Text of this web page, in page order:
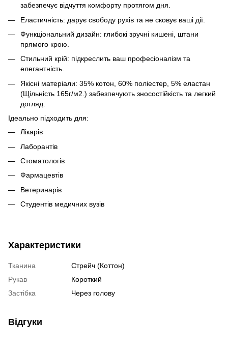
забезпечує відчуття комфорту протягом дня.
Еластичність: дарує свободу рухів та не сковує ваші дії.
Функціональний дизайн: глибокі зручні кишені, штани
прямого крою.
Стильний крій: підкреслить ваш професіоналізм та
елегантність.
Якісні матеріали: 35% котон, 60% поліестер, 5% еластан
(Щільність 165г/м2.) забезпечують зносостійкість та легкий
догляд.
Ідеально підходить для:
Лікарів
Лаборантів
Стоматологів
Фармацевтів
Ветеринарів
Студентів медичних вузів
Характеристики
Тканина
Стрейч (Коттон)
Рукав
Короткий
Застібка
Через голову
Відгуки